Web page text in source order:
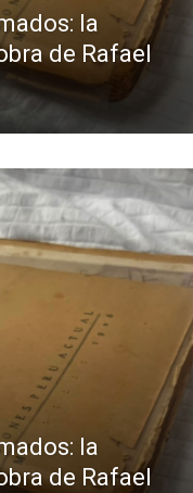
la
de Rafael
la
de Rafael